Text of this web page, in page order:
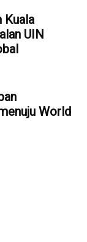
Kuala
UIN
World